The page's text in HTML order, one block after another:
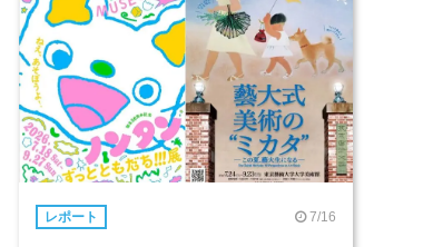
レポート 7/16